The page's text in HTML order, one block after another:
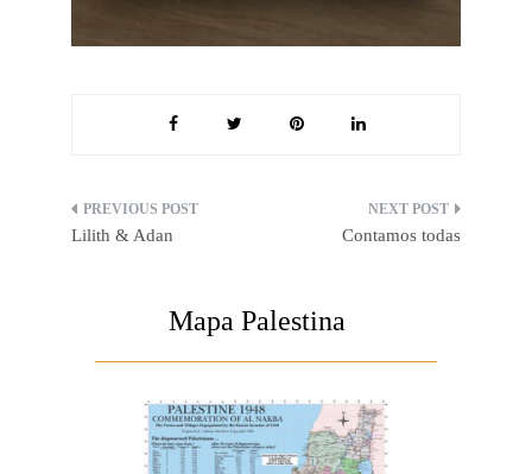
Navegación
entradas
Lilith & Adan Contamos todas
Mapa Palestina